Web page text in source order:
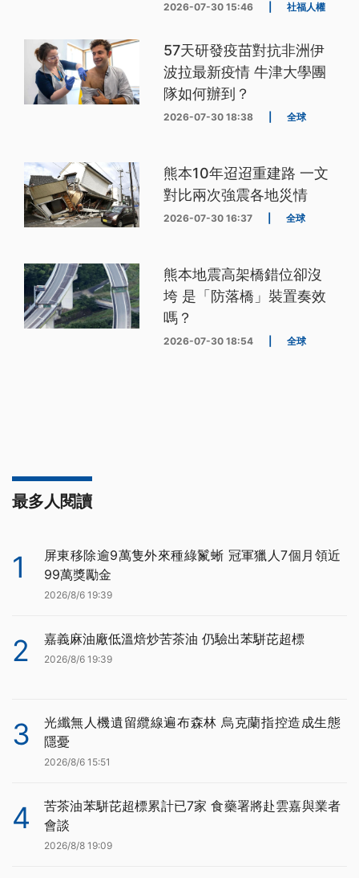
2026-07-30 15:46 社福人權
57天研發疫苗對抗非洲伊
波拉最新疫情 牛津大學團
隊如何辦到？
2026-07-30 18:38 全球
熊本10年迢迢重建路 一文
對比兩次強震各地災情
2026-07-30 16:37 全球
熊本地震高架橋錯位卻沒
垮 是「防落橋」裝置奏效
嗎？
2026-07-30 18:54 全球
最多人閱讀
1
屏東移除逾9萬隻外來種綠鬣蜥 冠軍獵人7個月領近
99萬獎勵金
2026/8/6 19:39
2 嘉義麻油廠低溫焙炒苦茶油 仍驗出苯駢芘超標
2026/8/6 19:39
3
光纖無人機遺留纜線遍布森林 烏克蘭指控造成生態
隱憂
2026/8/6 15:51
4
苦茶油苯駢芘超標累計已7家 食藥署將赴雲嘉與業者
會談
2026/8/8 19:09